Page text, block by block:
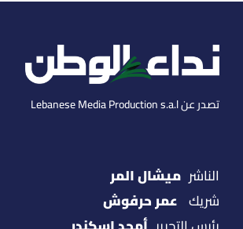
تصدر عن Lebanese Media Production s.a.l
الناشر ميشال المر
شريك عمر حرفوش